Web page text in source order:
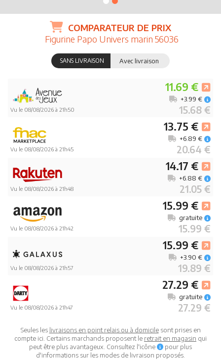
COMPARATEUR DE PRIX
Figurine Papo Univers marin 56036
SANS LIVRAISON Avec livraison
Vu le 08/08/2026 à 21h50
11.69 €
15.68 €
+3.99 €
Vu le 08/08/2026 à 21h45
13.75 €
20.64 €
+6.89 €
Vu le 08/08/2026 à 21h48
14.17 €
21.05 €
+6.88 €
Vu le 08/08/2026 à 21h42
15.99 €
15.99 €
gratuite
Vu le 08/08/2026 à 21h57
15.99 €
19.89 €
+3.90 €
Vu le 08/08/2026 à 21h47
27.29 €
27.29 €
gratuite
Seules les livraisons en point relais ou à domicilesont prises en
compte ici. Certains marchands proposent le retrait en magasin qui
peut être plus avantageux. Consultez l'icône
pour plus
d'informations sur les modes de livraison proposés.